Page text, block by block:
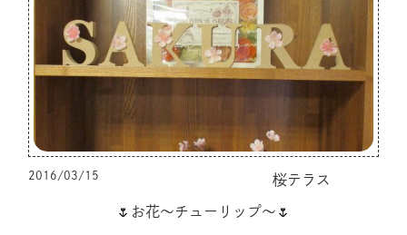
2016/03/15 桜テラス
🌷お花～チューリップ～🌷